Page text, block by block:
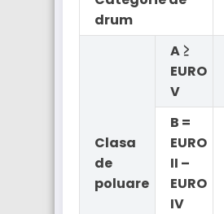
drum
Clasa
de
poluare
A ≥
EURO
V
B =
EURO
II –
EURO
IV